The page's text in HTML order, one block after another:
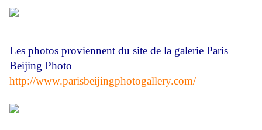
Les photos proviennent du site de la galerie Paris
Beijing Photo
http://www.parisbeijingphotogallery.com/